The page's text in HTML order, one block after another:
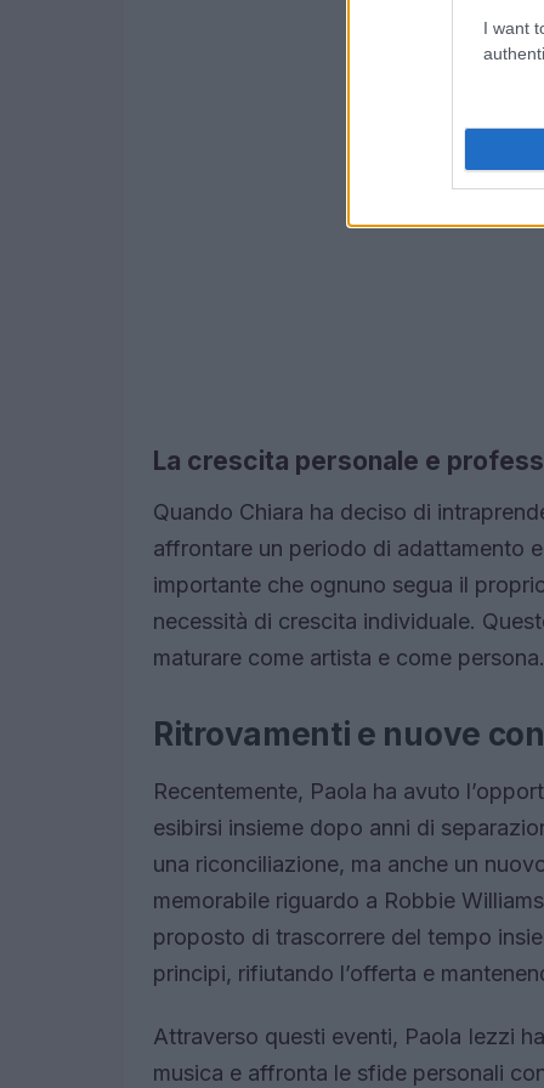
I want
La crescita personale e
Quando Chiara ha deciso di
affrontare un periodo di adattamento
importante che ognuno segua il
necessità di crescita individuale.
maturare come artista e come persona.
Ritrovamenti e nuove
Recentemente, Paola ha avuto
esibirsi insieme dopo anni di
una riconciliazione, ma anche un
memorabile riguardo a Robbie
proposto di trascorrere del tempo
principi, rifiutando l’offerta e
Attraverso questi eventi, Paola Iezzi
musica e affronta le sfide personali